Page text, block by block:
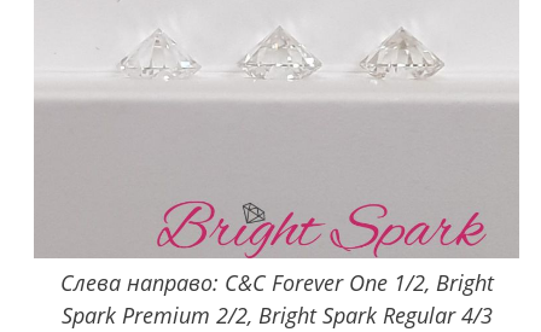
Слева направо: C&C Forever One 1/2, Bright
Spark Premium 2/2, Bright Spark Regular 4/3